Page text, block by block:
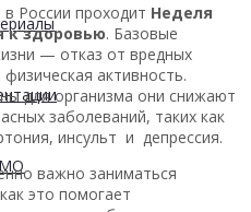
МО
в России проходит Неделя
к здоровью. Базовые
— отказ от вредных
активность.
для организма они снижают
заболеваний, таких как
инсульт и депрессия.
важно заниматься
это помогает